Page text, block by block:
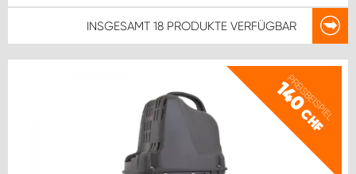
INSGESAMT 18 PRODUKTE VERFÜGBAR
PREISBEISPIEL
140
CHF